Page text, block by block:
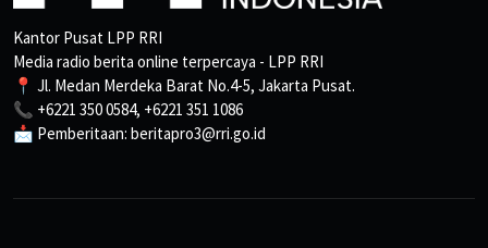
Kantor Pusat LPP RRI
Media radio berita online terpercaya - LPP RRI
📍 Jl. Medan Merdeka Barat No.4-5, Jakarta Pusat.
📞 +6221 350 0584, +6221 351 1086
📩 Pemberitaan: beritapro3@rri.go.id